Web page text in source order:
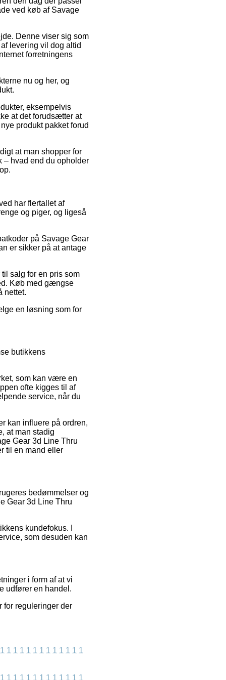
ved køb af Savage
Denne viser sig som
levering vil dog altid
forretningens
nu og her, og
eksempelvis
at det forudsætter at
produkt pakket forud
at man shopper for
– hvad end du opholder
har flertallet af
og piger, og ligeså
på Savage Gear
er sikker på at antage
salg for en pris som
Køb med gængse
nettet.
en løsning som for
butikkens
som kan være en
ofte kigges til af
service, når du
kan influere på ordren,
at man stadig
Gear 3d Line Thru
til en mand eller
bedømmelser og
Gear 3d Line Thru
kundefokus. I
som desuden kan
i form af at vi
udfører en handel.
for reguleringer der
1 1 1 1 1 1 1 1 1 1 1 1 1
1 1 1 1 1 1 1 1 1 1 1 1 1